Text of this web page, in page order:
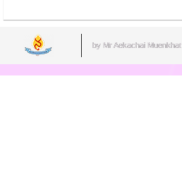
by Mr.Aekachai Muenkhat